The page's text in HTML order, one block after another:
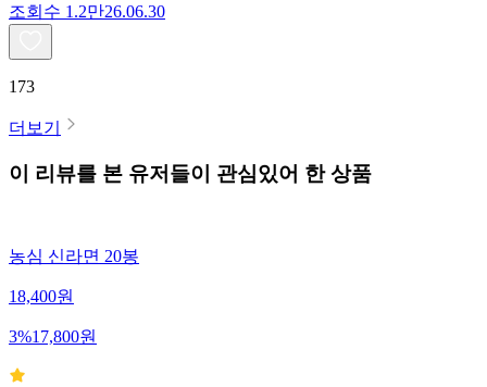
조회수 1.2만26.06.30
173
더보기
이 리뷰를 본 유저들이 관심있어 한 상품
농심 신라면 20봉
18,400원
3%17,800원